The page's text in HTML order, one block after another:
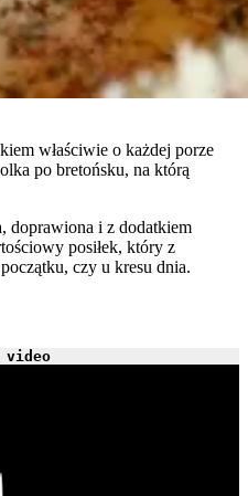
właściwie o każdej porze
po bretońsku, na którą
doprawiona i z dodatkiem
posiłek, który z
czy u kresu dnia.
video